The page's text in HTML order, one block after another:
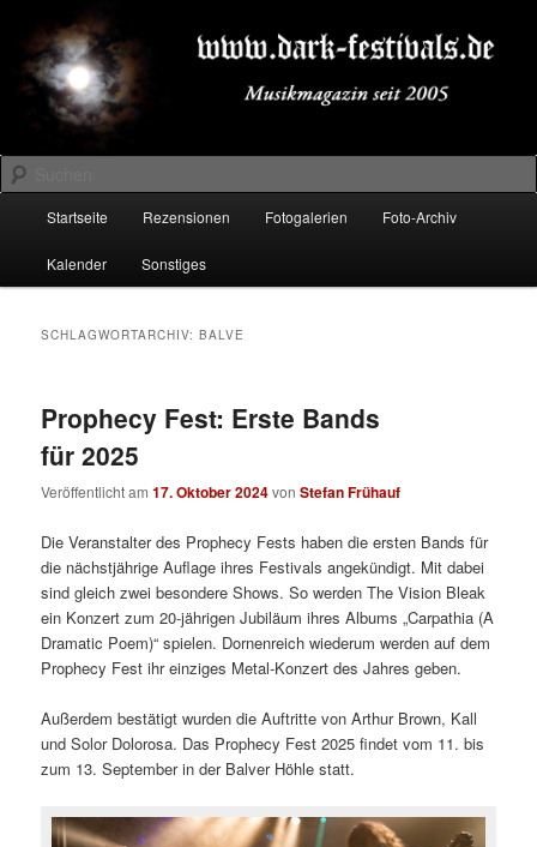
primären
Inhalt
springen
sekundären
Inhalt
springenDARK-FESTIVALS.DE
Suchen
Startseite Rezensionen Fotogalerien Foto-Archiv
Kalender Sonstiges
SCHLAGWORTARCHIV:BALVE
Prophecy Fest: Erste Bands
für 2025
Veröffentlicht am17. Oktober 2024vonStefan Frühauf
Die Veranstalter des Prophecy Fests haben die ersten Bands für
die nächstjährige Auflage ihres Festivals angekündigt. Mit dabei
sind gleich zwei besondere Shows. So werden The Vision Bleak
ein Konzert zum 20-jährigen Jubiläum ihres Albums „Carpathia (A
Dramatic Poem)“ spielen. Dornenreich wiederum werden auf dem
Prophecy Fest ihr einziges Metal-Konzert des Jahres geben.
Außerdem bestätigt wurden die Auftritte von Arthur Brown, Kall
und Solor Dolorosa. Das Prophecy Fest 2025 findet vom 11. bis
zum 13. September in der Balver Höhle statt.